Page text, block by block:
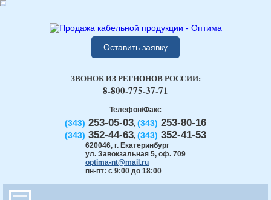
Оставить заявку
Телефон/Факс
(343) 253-05-03, (343) 253-80-16
(343) 352-44-63, (343) 352-41-53
620046, г. Екатеринбург
ул. Завокзальная 5, оф. 709
optima-nt@mail.ru
пн-пт: с 9:00 до 18:00
ЗВОНОК ИЗ РЕГИОНОВ РОССИИ:
8-800-775-37-71